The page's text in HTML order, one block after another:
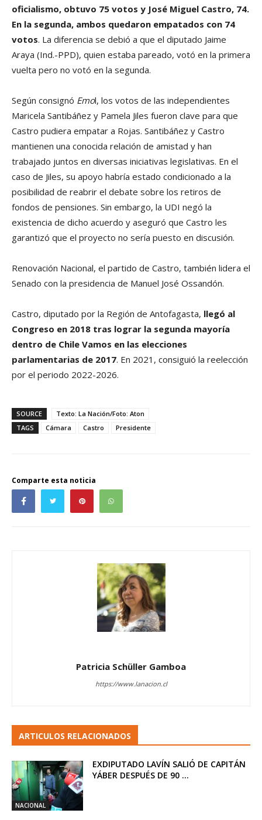
oficialismo, obtuvo 75 votos y José Miguel Castro, 74.
En la segunda, ambos quedaron empatados con 74
votos. La diferencia se debió a que el diputado Jaime
Araya (Ind.-PPD), quien estaba pareado, votó en la primera
vuelta pero no votó en la segunda.
Según consignó Emol, los votos de las independientes
Maricela Santibáñez y Pamela Jiles fueron clave para que
Castro pudiera empatar a Rojas. Santibáñez y Castro
mantienen una conocida relación de amistad y han
trabajado juntos en diversas iniciativas legislativas. En el
caso de Jiles, su apoyo habría estado condicionado a la
posibilidad de reabrir el debate sobre los retiros de
fondos de pensiones. Sin embargo, la UDI negó la
existencia de dicho acuerdo y aseguró que Castro les
garantizó que el proyecto no sería puesto en discusión.
Renovación Nacional, el partido de Castro, también lidera el
Senado con la presidencia de Manuel José Ossandón.
Castro, diputado por la Región de Antofagasta, llegó al
Congreso en 2018 tras lograr la segunda mayoría
dentro de Chile Vamos en las elecciones
parlamentarias de 2017. En 2021, consiguió la reelección
por el periodo 2022-2026.
SOURCE
Texto: La Nación/Foto: Aton
TAGS
Cámara Castro Presidente
Comparte esta noticia
Patricia Schüller Gamboa
https://www.lanacion.cl
ARTICULOS RELACIONADOS
NACIONAL
EXDIPUTADO LAVÍN SALIÓ DE CAPITÁN
YÁBER DESPUÉS DE 90 ...